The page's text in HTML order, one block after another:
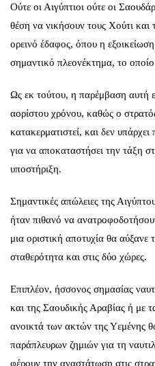
Ούτε οι Αιγύπτιοι ούτε οι
θέση να νικήσουν τους Χούτι
ορεινό έδαφος, όπου η
σημαντικό πλεονέκτημα, το
Ως εκ τούτου, η παρέμβαση αυτή
αορίστου χρόνου, καθώς ο
κατακερματιστεί, και δεν υπάρχει
για να αποκαταστήσει την τάξη
υποστήριξη.
Σημαντικές απώλειες της
ήταν πιθανό να
μια οριστική αποτυχία θα αύξανε
σταθερότητα και στις δύο χώρες.
Επιπλέον, ήσσονος σημασίας
και της Σαουδικής Αραβίας ή με
ανοικτά των ακτών της Υεμένης
παράπλευρων ζημιών για τη
φέρουν την αναστάτωση στις